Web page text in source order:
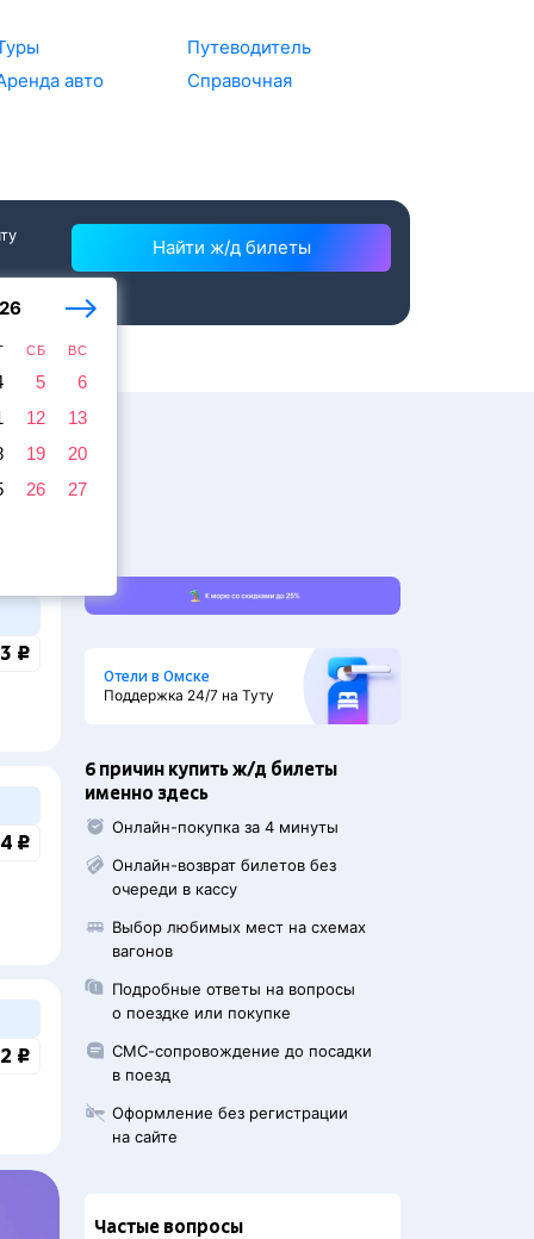
авто
Путеводитель
Справочная
СБ ВС
5
6
12
13
19
20
26
27
Найти ж/д билеты
₽
₽
₽
Отели в Омске
Поддержка 24/7 на Туту
6 причин купить ж/д билеты
именно здесь
Онлайн-покупка за 4 минуты
Онлайн-возврат билетов без
очереди в кассу
Выбор любимых мест на схемах
вагонов
Подробные ответы на вопросы
о поездке или покупке
СМС-сопровождение до посадки
в поезд
Оформление без регистрации
на сайте
Частые вопросы